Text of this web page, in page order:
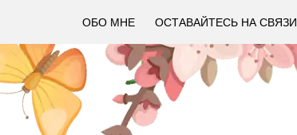
ОБО МНЕ ОСТАВАЙТЕСЬ НА СВЯЗИ